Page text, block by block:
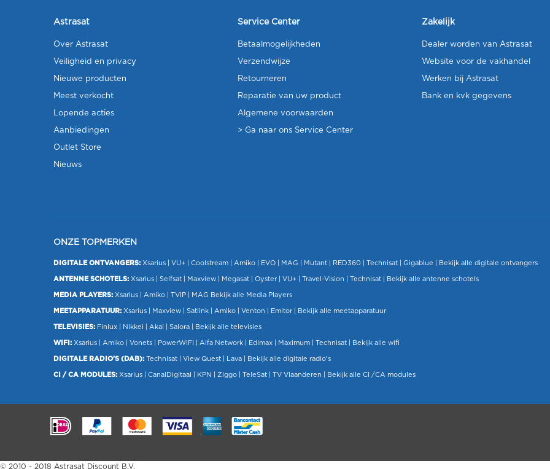
Astrasat
Over Astrasat
Veiligheid en privacy
Nieuwe producten
Meest verkocht
Lopende acties
Aanbiedingen
Outlet Store
Nieuws
Service Center
Betaalmogelijkheden
Verzendwijze
Retourneren
Reparatie van uw product
Algemene voorwaarden
> Ga naar ons Service Center
Zakelijk
Dealer worden van Astrasat
Website voor de vakhandel
Werken bij Astrasat
Bank en kvk gegevens
ONZE TOPMERKEN
DIGITALE ONTVANGERS: Xsarius VU+ | Coolstream | Amiko EVO MAG Mutant | RED360 | Technisat Gigablue Bekijk alle digitale ontvangers
ANTENNE SCHOTELS: Xsarius Selfsat Maxview Megasat | Oyster | VU+ Travel-Vision Technisat Bekijk alle antenne schotels
MEDIA PLAYERS: Xsarius Amiko TVIP MAG Bekijk alle Media Players
MEETAPPARATUUR: Xsarius Maxview Satlink Amiko Venton Emitor Bekijk alle meetapparatuur
TELEVISIES: Finlux | Nikkei | Akai Salora Bekijk alle televisies
WIFI: Xsarius Amiko Vonets PowerWIFI Alfa Network Edimax | Maximum | Technisat Bekijk alle wifi
DIGITALE RADIO'S (DAB): Technisat View Quest Lava Bekijk alle digitale radio's
CI / CA MODULES: Xsarius CanalDigitaal KPN Ziggo TeleSat TV Vlaanderen Bekijk alle CI /CA modules
.
© 2010 - 2018 Astrasat Discount B.V.